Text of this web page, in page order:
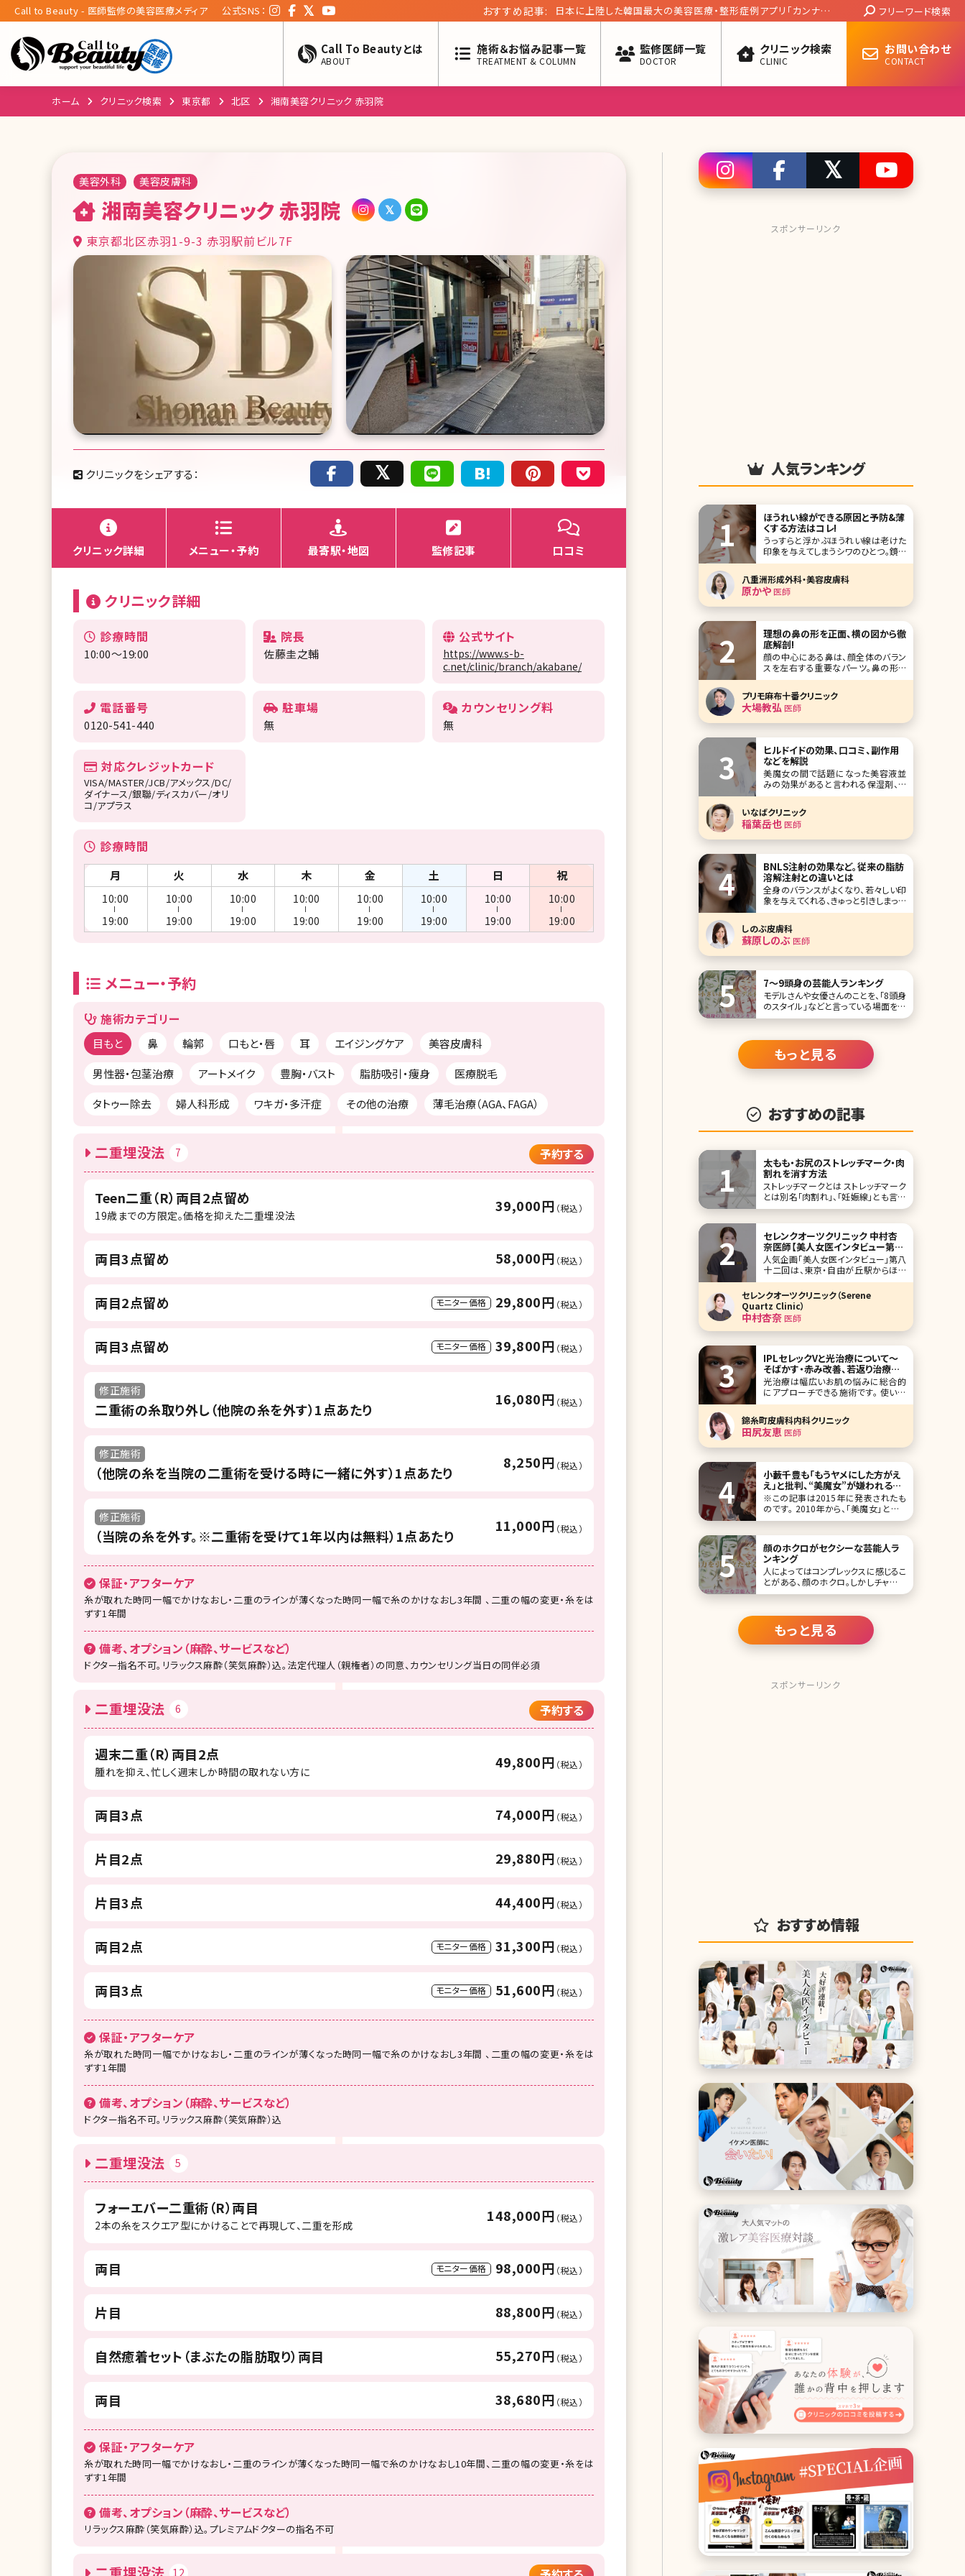
Call to Beauty - 医師監修の美容医療メディア 公式SNS： おすすめ記事:
ダーマペンの意外なリスクや針の深さで大きく異なる痛み、ダウン
Search:
フリーワード検索
Call To Beautyとは
ABOUT
施術＆お悩み記事一覧
TREATMENT & COLUMN
監修医師一覧
DOCTOR
クリニック検索
CLINIC
お問い合わせ
CONTACT
ホーム クリニック検索 東京都 北区 湘南美容クリニック 赤羽院
美容外科 美容皮膚科
湘南美容クリニック 赤羽院
東京都北区赤羽1-9-3 赤羽駅前ビル7F
クリニックをシェアする：
クリニック詳細 メニュー・予約 最寄駅・地図 監修記事 口コミ
クリニック詳細
診療時間
10:00～19:00
院長
佐藤圭之輔
公式サイト
https://www.s-b-
c.net/clinic/branch/akabane/
電話番号
0120-541-440
駐車場
無
カウンセリング料
無
対応クレジットカード
VISA/MASTER/JCB/アメックス/DC/
ダイナース/銀聯/ディスカバー/オリ
コ/アプラス
診療時間
月 火 水 木 金 土 日 祝
10:00
19:00
10:00
19:00
10:00
19:00
10:00
19:00
10:00
19:00
10:00
19:00
10:00
19:00
10:00
19:00
メニュー・予約
施術カテゴリー
目もと 鼻 輪郭 口もと・唇 耳 エイジングケア
美容皮膚科
男性器・包茎治療
アートメイク 豊胸・バスト 脂肪吸引・痩身
医療脱毛
タトゥー除去
婦人科形成 ワキガ・多汗症 その他の治療 薄毛治療（AGA、FAGA）
二重埋没法 7 予約する
Teen二重（R）両目2点留め
19歳までの方限定。価格を抑えた二重埋没法
39,000円 （税込）
両目3点留め 58,000円 （税込）
両目2点留め モニター価格 29,800円 （税込）
両目3点留め モニター価格 39,800円 （税込）
修正施術
二重術の糸取り外し（他院の糸を外す）1点あたり
16,080円 （税込）
修正施術
（他院の糸を当院の二重術を受ける時に一緒に外す）1点あたり
8,250円 （税込）
修正施術
（当院の糸を外す。※二重術を受けて1年以内は無料）1点あたり
11,000円 （税込）
保証・アフターケア
糸が取れた時同一幅でかけなおし・二重のラインが薄くなった時同一幅で糸のかけなおし3年間 、二重の幅の変更・糸をは
ずす1年間
備考、オプション（麻酔、サービスなど）
ドクター指名不可。リラックス麻酔（笑気麻酔）込。法定代理人（親権者）の同意、カウンセリング当日の同伴必須
二重埋没法 6 予約する
週末二重（R）両目2点
腫れを抑え、忙しく週末しか時間の取れない方に
49,800円 （税込）
両目3点 74,000円 （税込）
片目2点 29,880円 （税込）
片目3点 44,400円 （税込）
両目2点 モニター価格 31,300円 （税込）
両目3点 モニター価格 51,600円 （税込）
保証・アフターケア
糸が取れた時同一幅でかけなおし・二重のラインが薄くなった時同一幅で糸のかけなおし3年間 、二重の幅の変更・糸をは
ずす1年間
備考、オプション（麻酔、サービスなど）
ドクター指名不可。リラックス麻酔（笑気麻酔）込
二重埋没法 5
フォーエバー二重術（R）両目
2本の糸をスクエア型にかけることで再現して、二重を形成
148,000円 （税込）
両目 モニター価格 98,000円 （税込）
片目 88,800円 （税込）
自然癒着セット（まぶたの脂肪取り）両目 55,270円 （税込）
両目 38,680円 （税込）
保証・アフターケア
糸が取れた時同一幅でかけなおし・二重のラインが薄くなった時同一幅で糸のかけなおし10年間、二重の幅の変更・糸をは
ずす1年間
備考、オプション（麻酔、サービスなど）
リラックス麻酔（笑気麻酔）込。プレミアムドクターの指名不可
二重埋没法 12
スポンサーリンク
人気ランキング
ほうれい線ができる原因と予防&薄
くする方法はコレ!
うっすらと浮かぶほうれい線は老けた
印象を与えてしまうシワのひとつ。鏡を
覗いていてハッとした経験をお持ちの
方もいるのではないでしょうか。一度で
きてしまったほうれい線を消すのは簡
単ではありませんが、不可能とも言え
ません。ここでは気になるほうれい線を
八重洲形成外科・美容皮膚科
原かや医師
理想の鼻の形を正面、横の図から徹
底解剖!
顔の中心にある鼻は、顔全体のバラン
スを左右する重要なパーツ。鼻の形を
整えるだけで、顔の印象が変わること
もあります。そんな鼻の黄金比率や、解
剖学の観点からみた理想の鼻の形に
ついてご説明します。 理想的な鼻の形
をご存知ですか? 顔には美の黄金比率
プリモ麻布十番クリニック
大場教弘医師
ヒルドイドの効果、口コミ、副作用
などを解説
美魔女の間で話題になった美容液並
みの効果があると言われる保湿剤、ヒ
ルドイド。皮膚科で処方してもらえるの
すが、このヒルドイドが、一部保険適用
外になる可能性が高まっています。そも
そも、ヒルドイドとはどんな薬なのでし
さんにどんな影
いなばクリニック
稲葉岳也医師
BNLS注射の効果など。従来の脂肪
溶解注射との違いとは
全身のバランスがよくなり、若々しい印
象を与えてくれる、きゅっと引きしまった
小顔。女性なら誰もが憧れますよね。で
も、リンパマッサージやむくみ予防のケ
アを続けているのに、なかなか顔が痩
せないという方も多いのではないでし
ょうか。中には「痩せているけれど、顔に
もしれません
しのぶ皮膚科
蘇原しのぶ医師
7〜9頭身の芸能人ランキング
モデルさんや女優さんのことを、「8頭身
のスタイル」などと言っている場面を見
かけたことはありませんか?そもそも
ランスを表したもので、丸に入る数字が
大きいほどスタイルが良く見えます。 頭
身が多いということはそれだけ顔が小
さいということ。顔を小さくして8頭身に
もっと見る
おすすめの記事
太もも・お尻のストレッチマーク・肉
割れを消す方法
ストレッチマークとは ストレッチマーク
とは別名「肉割れ」、「妊娠線」とも言わ
れています。 胸や腹部、お尻、二の腕、
膚が乾燥しやすい部分にできるひび割
れのような線で、日本人の80%にみら
れるともいわれています。幅は数ミリ程
度で、大きなものになると長さは
セレンクオーツクリニック 中村杏
奈医師【美人女医インタビュー第八
十二回】
人気企画「美人女医インタビュー」第八
十二回は、東京・自由が丘駅からほど
近いセレンクオーツクリニック（Serene
Quartz Clinic）で院長を務める中村杏
奈（なかむら あんな）先生です。 やわら
かな光が差し込む、ゆったりとした空間
で美しさも心も満たしてくれる「セレン
クオーツクリニック」。ク
セレンクオーツクリニック（Serene
Quartz Clinic）
中村杏奈医師
IPLセレックVと光治療について〜
そばかす・赤み改善、若返り治療な
ど多様な効果〜
光治療は幅広いお肌の悩みに総合的
にアプローチできる施術です。 使い方
次第で様々な効果が期待できます。ま
た肝斑がある方は不用意に施術すると
悪化するリスクもあります。光治療とは
どんなものか、効果や受けない方がい
い場合、セレックVという光治療機にフ
錦糸町皮膚科内科クリニック
田尻友恵 医師
小藪千豊も「もうヤメにした方がえ
え」と批判、“美魔女”が嫌われる本
当の理由／北条かや
※この記事は2015年に発表されたも
のです。 2010年から、「美魔女」という
言葉を盛んに耳にするようになった。き
誌『美STORY』（現在は『美ST』に改題）
が開催した、「国民的美魔女コン
顔のホクロがセクシーな芸能人ラ
ンキング
人によってはコンプレックスに感じるこ
とがある、顔のホクロ。しかしチャーム
ポイントとし捉えている人も多くいま
魅力的に映ったり、セクシーに見えた
り……。なかには、ホクロに憧れを抱
き、メイクで描き足す人まで!ここでは、
ホクロがセクシーな女性芸能人をお届
もっと見る
スポンサーリンク
おすすめ情報